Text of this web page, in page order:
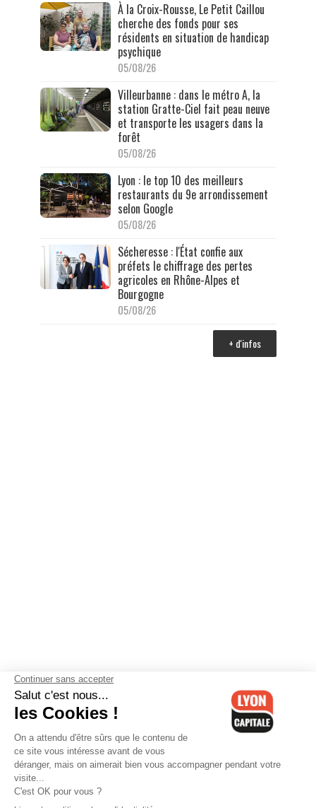
À la Croix-Rousse, Le Petit Caillou
cherche des fonds pour ses
résidents en situation de handicap
psychique
05/08/26
Villeurbanne : dans le métro A, la
station Gratte-Ciel fait peau neuve
et transporte les usagers dans la
forêt
05/08/26
Lyon : le top 10 des meilleurs
restaurants du 9e arrondissement
selon Google
05/08/26
Sécheresse : l'État confie aux
préfets le chiffrage des pertes
agricoles en Rhône-Alpes et
Bourgogne
05/08/26
+ d'infos